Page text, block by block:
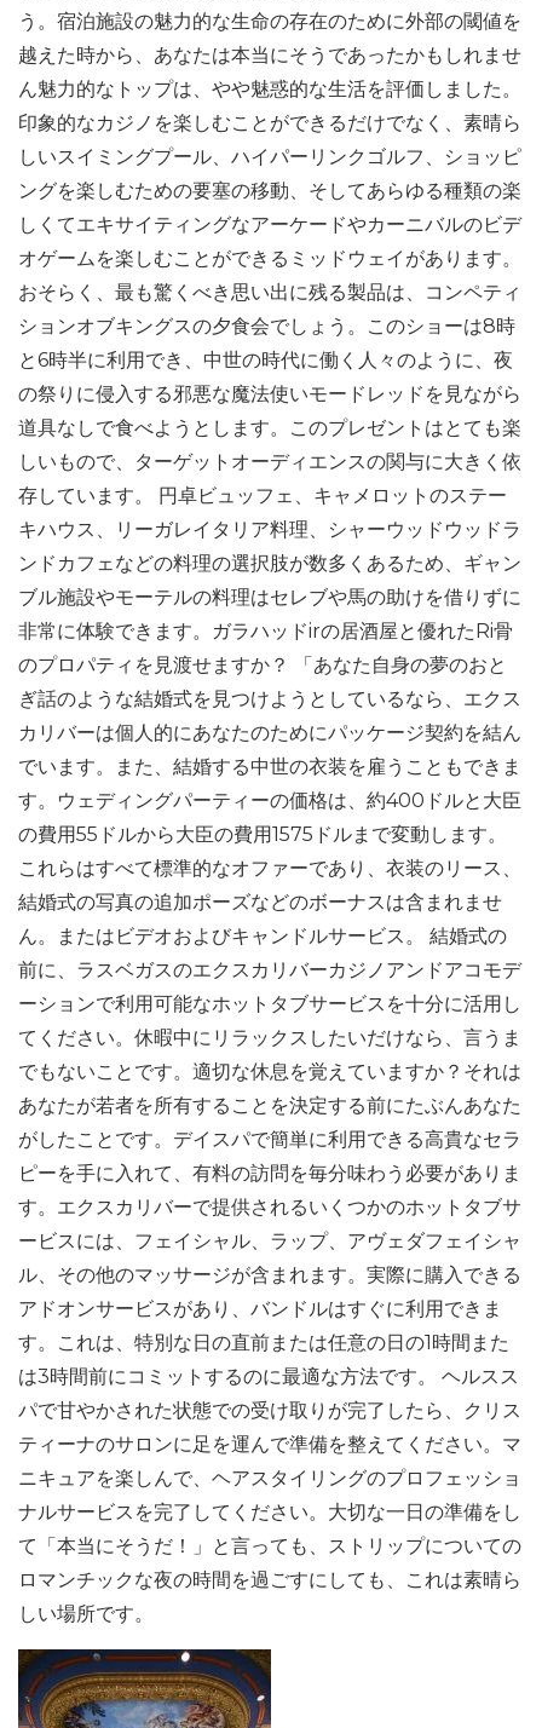
う。宿泊施設の魅力的な生命の存在のために外部の閾値を
越えた時から、あなたは本当にそうであったかもしれませ
ん魅力的なトップは、やや魅惑的な生活を評価しました。
印象的なカジノを楽しむことができるだけでなく、素晴ら
しいスイミングプール、ハイパーリンクゴルフ、ショッピ
ングを楽しむための要塞の移動、そしてあらゆる種類の楽
しくてエキサイティングなアーケードやカーニバルのビデ
オゲームを楽しむことができるミッドウェイがあります。
おそらく、最も驚くべき思い出に残る製品は、コンペティ
ションオブキングスの夕食会でしょう。このショーは8時
と6時半に利用でき、中世の時代に働く人々のように、夜
の祭りに侵入する邪悪な魔法使いモードレッドを見ながら
道具なしで食べようとします。このプレゼントはとても楽
しいもので、ターゲットオーディエンスの関与に大きく依
存しています。 円卓ビュッフェ、キャメロットのステー
キハウス、リーガレイタリア料理、シャーウッドウッドラ
ンドカフェなどの料理の選択肢が数多くあるため、ギャン
ブル施設やモーテルの料理はセレブや馬の助けを借りずに
非常に体験できます。ガラハッドirの居酒屋と優れたRi骨
のプロパティを見渡せますか？ 「あなた自身の夢のおと
ぎ話のような結婚式を見つけようとしているなら、エクス
カリバーは個人的にあなたのためにパッケージ契約を結ん
でいます。また、結婚する中世の衣装を雇うこともできま
す。ウェディングパーティーの価格は、約400ドルと大臣
の費用55ドルから大臣の費用1575ドルまで変動します。
これらはすべて標準的なオファーであり、衣装のリース、
結婚式の写真の追加ポーズなどのボーナスは含まれませ
ん。またはビデオおよびキャンドルサービス。 結婚式の
前に、ラスベガスのエクスカリバーカジノアンドアコモデ
ーションで利用可能なホットタブサービスを十分に活用し
てください。休暇中にリラックスしたいだけなら、言うま
でもないことです。適切な休息を覚えていますか？それは
あなたが若者を所有することを決定する前にたぶんあなた
がしたことです。デイスパで簡単に利用できる高貴なセラ
ピーを手に入れて、有料の訪問を毎分味わう必要がありま
す。エクスカリバーで提供されるいくつかのホットタブサ
ービスには、フェイシャル、ラップ、アヴ​​ェダフェイシャ
ル、その他のマッサージが含まれます。実際に購入できる
アドオンサービスがあり、バンドルはすぐに利用できま
す。これは、特別な日の直前または任意の日の1時間また
は3時間前にコミットするのに最適な方法です。 ヘルスス
パで甘やかされた状態での受け取りが完了したら、クリス
ティーナのサロンに足を運んで準備を整えてください。マ
ニキュアを楽しんで、ヘアスタイリングのプロフェッショ
ナルサービスを完了してください。大切な一日の準備をし
て「本当にそうだ！」と言っても、ストリップについての
ロマンチックな夜の時間を過ごすにしても、これは素晴ら
しい場所です。